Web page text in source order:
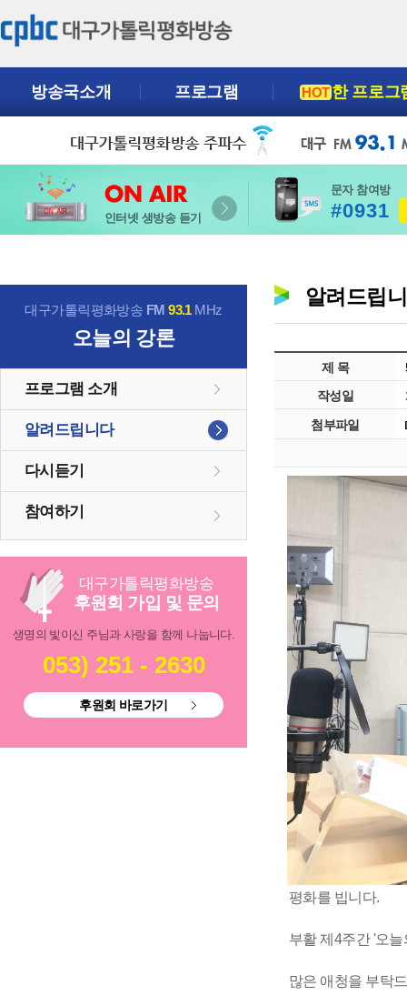
방송국소개 프로그램 HOT한 프로그
인터넷 생방송 듣기
문자 참여방
#0931
대구가톨릭평화방송 FM93.1MHz
오늘의 강론
프로그램 소개
알려드립니다
다시듣기
참여하기
대구가톨릭평화방송
후원회 가입 및 문의
생명의 빛이신 주님과 사랑을 함께 나눕니다.
053) 251 - 2630
후원회 바로가기
알려드립
제 목
작성일
첨부파일
평화를 빕니다.
부활 제4주간 '오
많은 애청을 부탁